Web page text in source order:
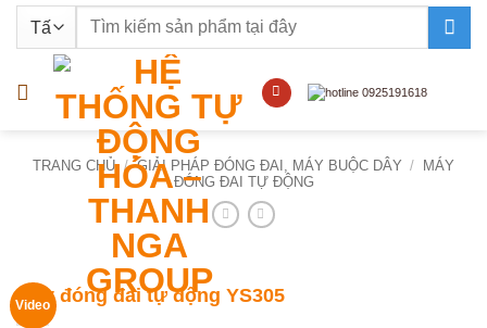
nội
Tìm
TRANG CHỦ / GIẢI PHÁP ĐÓNG ĐAI, MÁY BUỘC DÂY /
MÁY
ĐÓNG ĐAI TỰ ĐỘNG
Video
Máy đóng đai tự động YS305